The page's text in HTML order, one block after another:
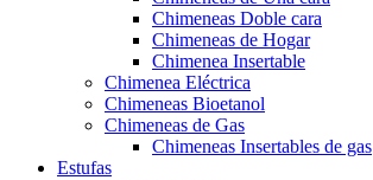
Chimeneas Doble cara
Chimeneas de Hogar
Chimenea Insertable
Chimenea Eléctrica
Chimeneas Bioetanol
Chimeneas de Gas
Chimeneas Insertables de gas
Estufas